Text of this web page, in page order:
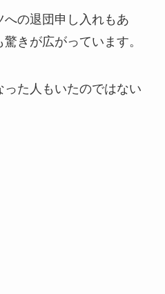
の退団申し入れもあ
きが広がっています。
た人もいたのではない